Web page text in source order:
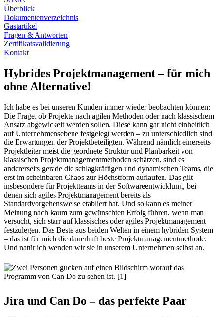
Überblick
Dokumentenverzeichnis
Gastartikel
Fragen & Antworten
Zertifikatsvalidierung
Kontakt
Hybrides Projektmanagement – für mich
ohne Alternative!
Ich habe es bei unseren Kunden immer wieder beobachten können:
Die Frage, ob Projekte nach agilen Methoden oder nach klassischem
Ansatz abgewickelt werden sollen. Diese kann gar nicht einheitlich
auf Unternehmensebene festgelegt werden – zu unterschiedlich sind
die Erwartungen der Projektbeteiligten. Während nämlich einerseits
Projektleiter meist die geordnete Struktur und Planbarkeit von
klassischen Projektmanagementmethoden schätzen, sind es
andererseits gerade die schlagkräftigen und dynamischen Teams, die
erst im scheinbaren Chaos zur Höchstform auflaufen. Das gilt
insbesondere für Projektteams in der Softwareentwicklung, bei
denen sich agiles Projektmanagement bereits als
Standardvorgehensweise etabliert hat. Und so kann es meiner
Meinung nach kaum zum gewünschten Erfolg führen, wenn man
versucht, sich starr auf klassisches oder agiles Projektmanagement
festzulegen. Das Beste aus beiden Welten in einem hybriden System
– das ist für mich die dauerhaft beste Projektmanagementmethode.
Und natürlich wenden wir sie in unserem Unternehmen selbst an.
Jira und Can Do – das perfekte Paar